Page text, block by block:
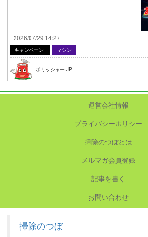
2026/07/29 14:27
キャンペーン マシン
ポリッシャー.JP
運営会社情報
プライバシーポリシー
掃除のつぼとは
メルマガ会員登録
記事を書く
お問い合わせ
掃除のつぼ